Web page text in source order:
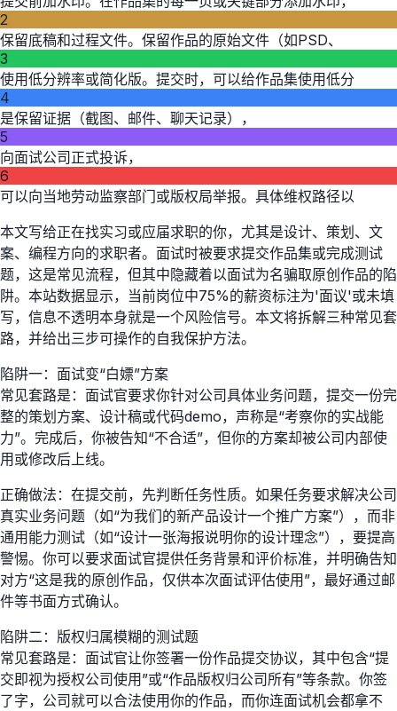
2
保留底稿和过程文件。保留作品的原始文件（如PSD、
3
使用低分辨率或简化版。提交时，可以给作品集使用低分
4
是保留证据（截图、邮件、聊天记录），
5
向面试公司正式投诉，
6
可以向当地劳动监察部门或版权局举报。具体维权路径以
本文写给正在找实习或应届求职的你，尤其是设计、策划、文
案、编程方向的求职者。面试时被要求提交作品集或完成测试
题，这是常见流程，但其中隐藏着以面试为名骗取原创作品的陷
阱。本站数据显示，当前岗位中75%的薪资标注为'面议'或未填
写，信息不透明本身就是一个风险信号。本文将拆解三种常见套
路，并给出三步可操作的自我保护方法。
陷阱一：面试变“白嫖”方案
常见套路是：面试官要求你针对公司具体业务问题，提交一份完
整的策划方案、设计稿或代码demo，声称是“考察你的实战能
力”。完成后，你被告知“不合适”，但你的方案却被公司内部使
用或修改后上线。
正确做法：在提交前，先判断任务性质。如果任务要求解决公司
真实业务问题（如“为我们的新产品设计一个推广方案”），而非
通用能力测试（如“设计一张海报说明你的设计理念”），要提高
警惕。你可以要求面试官提供任务背景和评价标准，并明确告知
对方“这是我的原创作品，仅供本次面试评估使用”，最好通过邮
件等书面方式确认。
陷阱二：版权归属模糊的测试题
常见套路是：面试官让你签署一份作品提交协议，其中包含“提
交即视为授权公司使用”或“作品版权归公司所有”等条款。你签
了字，公司就可以合法使用你的作品，而你连面试机会都拿不